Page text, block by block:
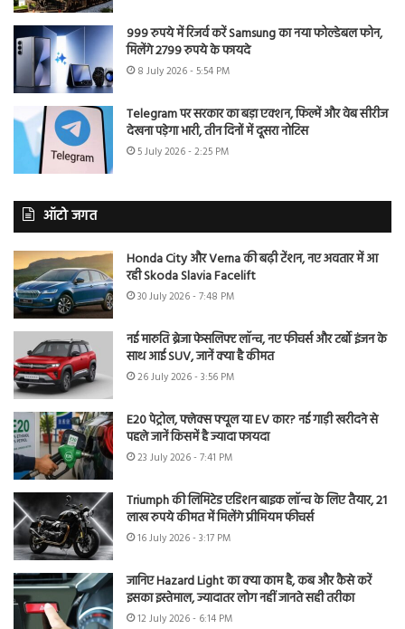
999 रुपये में रिजर्व करें Samsung का नया फोल्डेबल फोन,
मिलेंगे 2799 रुपये के फायदे
8 July 2026 - 5:54 PM
Telegram पर सरकार का बड़ा एक्शन, फिल्में और वेब सीरीज
देखना पड़ेगा भारी, तीन दिनों में दूसरा नोटिस
5 July 2026 - 2:25 PM
ऑटो जगत
Honda City और Verna की बढ़ी टेंशन, नए अवतार में आ
रही Skoda Slavia Facelift
30 July 2026 - 7:48 PM
नई मारुति ब्रेजा फेसलिफ्ट लॉन्च, नए फीचर्स और टर्बो इंजन के
साथ आई SUV, जानें क्या है कीमत
26 July 2026 - 3:56 PM
E20 पेट्रोल, फ्लेक्स फ्यूल या EV कार? नई गाड़ी खरीदने से
पहले जानें किसमें है ज्यादा फायदा
23 July 2026 - 7:41 PM
Triumph की लिमिटेड एडिशन बाइक लॉन्च के लिए तैयार, 21
लाख रुपये कीमत में मिलेंगे प्रीमियम फीचर्स
16 July 2026 - 3:17 PM
जानिए Hazard Light का क्या काम है, कब और कैसे करें
इसका इस्तेमाल, ज्यादातर लोग नहीं जानते सही तरीका
12 July 2026 - 6:14 PM